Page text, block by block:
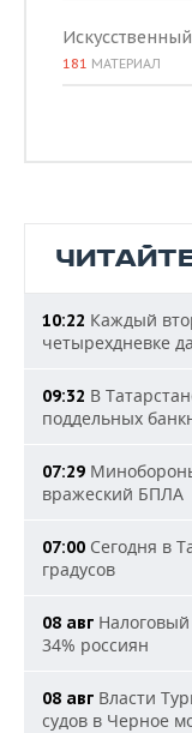
181 МАТЕРИАЛ
10:22 Каждый
четырехдневке
09:32 В
поддельных
07:29
вражеский БПЛА
07:00 Сегодня в
градусов
08 авг
34% россиян
08 авг Власти
судов в Черное